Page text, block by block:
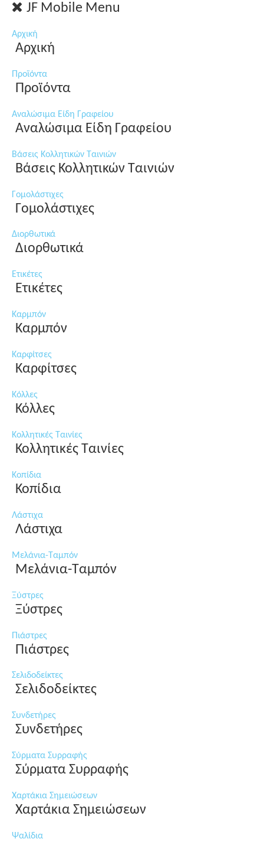
JF Mobile Menu
Αρχική
Αρχική
Προϊόντα
Προϊόντα
Αναλώσιμα Είδη Γραφείου
Αναλώσιμα Είδη Γραφείου
Βάσεις Κολλητικών Ταινιών
Βάσεις Κολλητικών Ταινιών
Γομολάστιχες
Γομολάστιχες
Διορθωτικά
Διορθωτικά
Ετικέτες
Ετικέτες
Καρμπόν
Καρμπόν
Καρφίτσες
Καρφίτσες
Κόλλες
Κόλλες
Κολλητικές Ταινίες
Κολλητικές Ταινίες
Κοπίδια
Κοπίδια
Λάστιχα
Λάστιχα
Μελάνια-Ταμπόν
Μελάνια-Ταμπόν
Ξύστρες
Ξύστρες
Πιάστρες
Πιάστρες
Σελιδοδείκτες
Σελιδοδείκτες
Συνδετήρες
Συνδετήρες
Σύρματα Συρραφής
Σύρματα Συρραφής
Χαρτάκια Σημειώσεων
Χαρτάκια Σημειώσεων
Ψαλίδια